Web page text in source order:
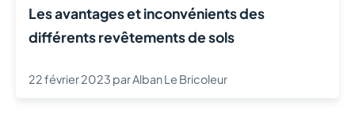
Les avantages et inconvénients des
différents revêtements de sols
22 février 2023 parAlban Le Bricoleur